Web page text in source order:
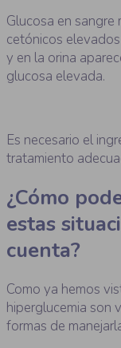
Glucosa en
cetónicos
y en la orina
glucosa elevada.
Es necesario el
tratamiento
¿Cómo
estas
cuenta?
Como ya hemos
hiperglucemia son
formas de